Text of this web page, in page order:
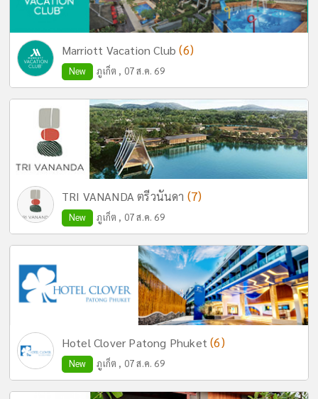
Marriott Vacation Club(6)
New ภูเก็ต , 07 ส.ค. 69
TRI VANANDA ตรีวนันดา (7)
New ภูเก็ต , 07 ส.ค. 69
Hotel Clover Patong Phuket(6)
New ภูเก็ต , 07 ส.ค. 69